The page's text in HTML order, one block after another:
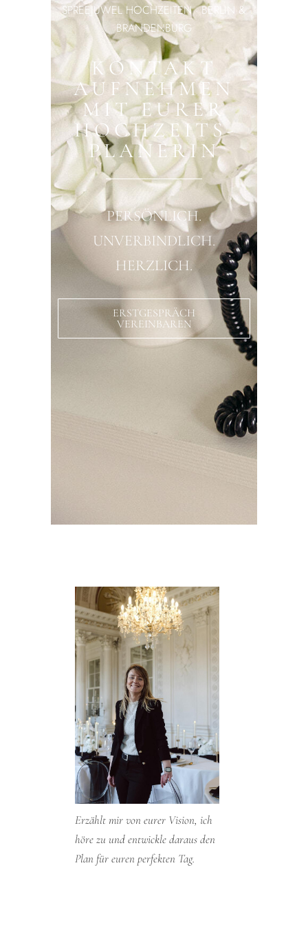
SPREEJUWEL HOCHZEITEN · BERLIN &
BRANDENBURG
KONTAKT
AUFNEHMEN
MIT EURER
HOCHZEITS­
PLANERIN
PERSÖNLICH.
UNVERBINDLICH.
HERZLICH.
ERSTGESPRÄCH
VEREINBAREN
Erzählt mir von eurer Vision, ich
höre zu und entwickle daraus den
Plan für euren perfekten Tag.